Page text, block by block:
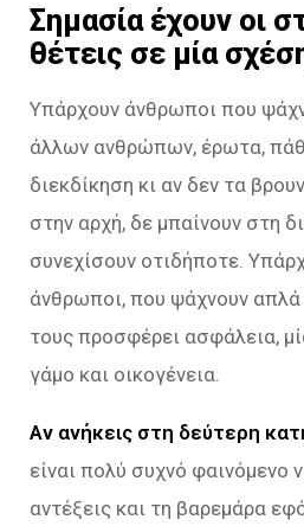
Σημασία έχουν οι
θέτεις σε μία
Υπάρχουν άνθρωποι που
άλλων ανθρώπων, έρωτα,
διεκδίκηση κι αν δεν τα
στην αρχή, δε μπαίνουν στη
συνεχίσουν οτιδήποτε.
άνθρωποι, που ψάχνουν
τους προσφέρει ασφάλεια,
γάμο και οικογένεια.
Αν ανήκεις στη δεύτερη
είναι πολύ συχνό φαινόμενο
αντέξεις και τη βαρεμάρα